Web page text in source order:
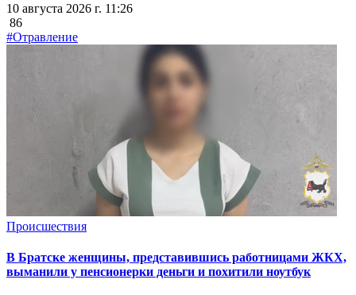
10 августа 2026 г. 11:26
86
#Отравление
Происшествия
В Братске женщины, представившись работницами ЖКХ,
выманили у пенсионерки деньги и похитили ноутбук